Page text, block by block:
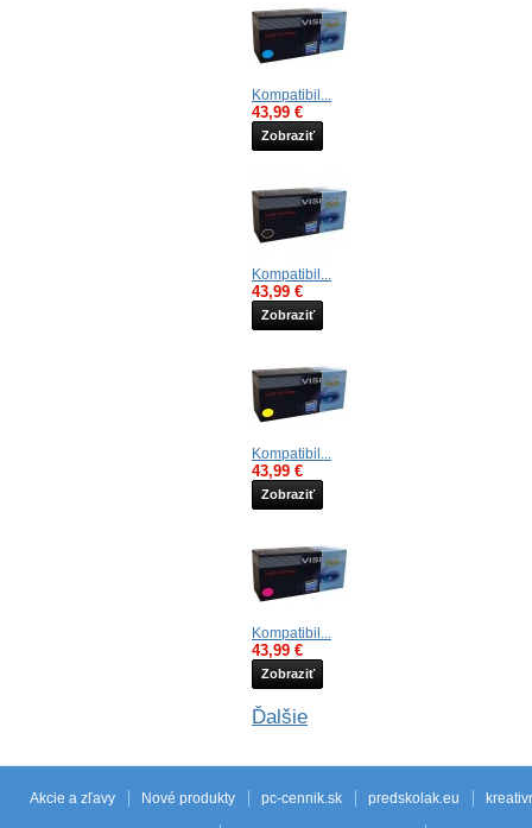
Kompatibil...
43,99 €
Zobraziť
Kompatibil...
43,99 €
Zobraziť
Kompatibil...
43,99 €
Zobraziť
Kompatibil...
43,99 €
Zobraziť
Ďalšie
Akcie a zľavy Nové produkty pc-cennik.sk predskolak.eu